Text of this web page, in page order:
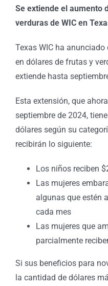
Se extiende el aumento
verduras de WIC en
Texas WIC ha
en dólares de frutas y
extiende hasta
Esta extensión, que
septiembre de 2024,
dólares según su
recibirán lo siguiente:
Los niños reciben
Las mujeres
algunas que estén
cada mes
Las mujeres que
parcialmente
Si sus beneficios para
la cantidad de dólares